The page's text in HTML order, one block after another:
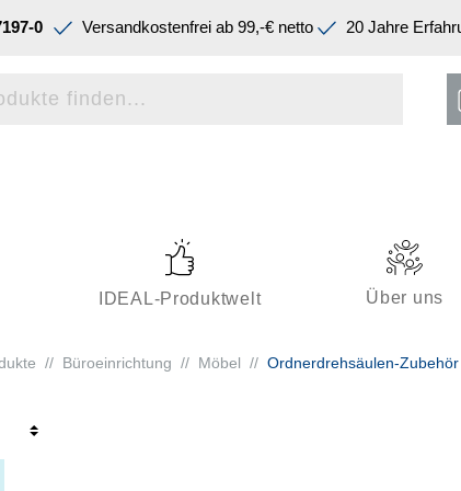
0 Versandkostenfrei ab 99,-€ netto 20 Jahre
IDEAL-Produktwelt Über uns
// Büroeinrichtung // Möbel // Ordnerdrehsäulen-Zubehör